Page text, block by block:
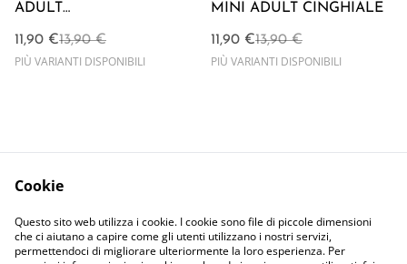
ADULT
11,90 €13,90 €
PIÙ VARIANTI DISPONIBILI
MINI ADULT CINGHIALE
11,90 €13,90 €
PIÙ VARIANTI DISPONIBILI
Privacy Policy
Cookie Policy
Cookie
Questo sito web utilizza i cookie. I cookie sono file di piccole dimensioni
che ci aiutano a capire come gli utenti utilizzano i nostri servizi,
permettendoci di migliorare ulteriormente la loro esperienza. Per